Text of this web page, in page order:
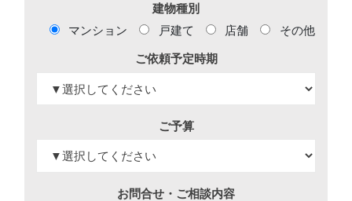
建物種別
マンション
戸建て 店舗 その他
ご依頼予定時期
ご予算
お問合せ・ご相談内容